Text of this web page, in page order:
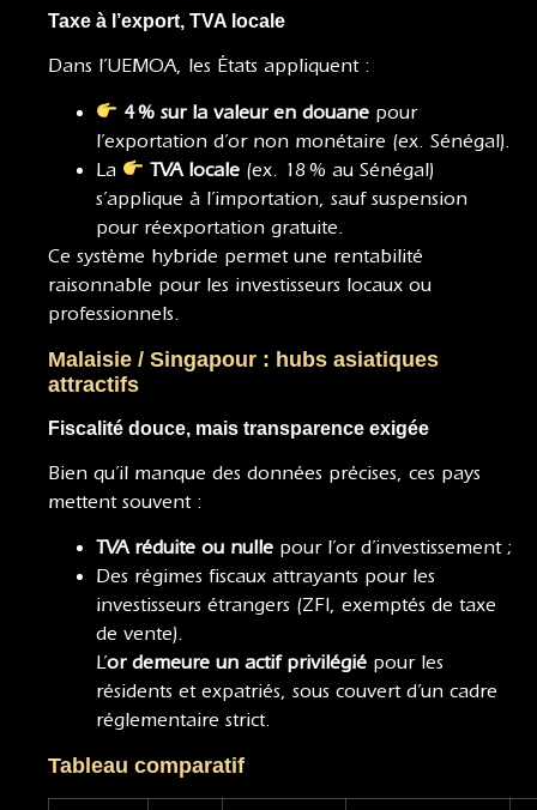
Taxe à l’export, TVA locale
Dans l’UEMOA, les États appliquent :
4 % sur la valeur en douane pour
l’exportation d’or non monétaire (ex. Sénégal)
La
TVA locale (ex. 18 % au Sénégal)
s’applique à l’importation, sauf suspension
pour réexportation gratuite
Ce système hybride permet une rentabilité
raisonnable pour les investisseurs locaux ou
professionnels.
Malaisie / Singapour : hubs asiatiques
attractifs
Fiscalité douce, mais transparence exigée
Bien qu’il manque des données précises, ces pays
mettent souvent :
TVA réduite ou nulle pour l’or d’investissement ;
Des régimes fiscaux attrayants pour les
investisseurs étrangers (ZFI, exemptés de taxe
de vente).
L’or demeure un actif privilégié pour les
résidents et expatriés, sous couvert d’un cadre
réglementaire strict.
Tableau comparatif